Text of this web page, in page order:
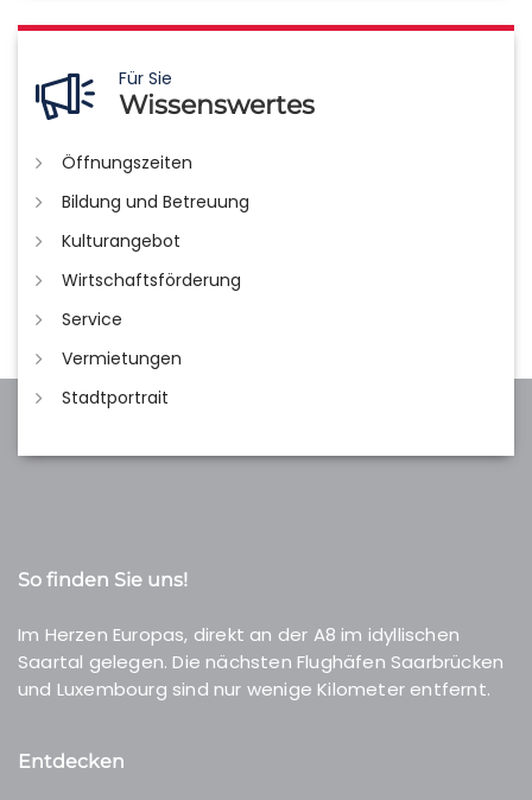
Für Sie
Wissenswertes
Öffnungszeiten
Bildung und Betreuung
Kulturangebot
Wirtschaftsförderung
Service
Vermietungen
Stadtportrait
So finden Sie uns!
Im Herzen Europas, direkt an der A8 im idyllischen
Saartal gelegen. Die nächsten Flughäfen Saarbrücken
und Luxembourg sind nur wenige Kilometer entfernt.
Entdecken